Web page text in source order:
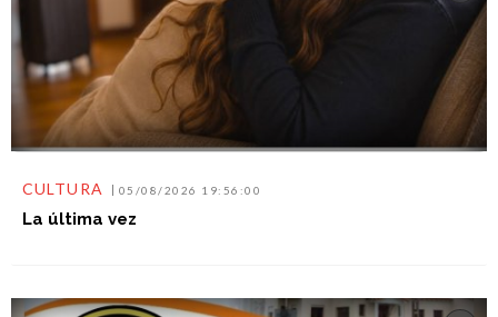
CULTURA 05/08/2026 19:56:00
La última vez